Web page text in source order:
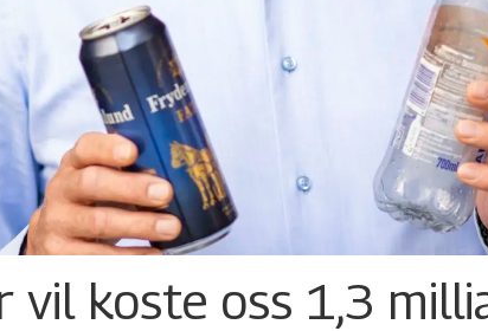
vil koste oss 1,3